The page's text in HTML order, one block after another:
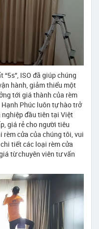
ISO đã giúp chúng
hành, giảm thiểu một
tới giá thành của rèm
Phúc luôn tự hào trở
đầu tiên tại Việt
giá rẻ cho người tiêu
cửa của chúng tôi, vui
tiết các loại rèm cửa
từ chuyên viên tư vấn